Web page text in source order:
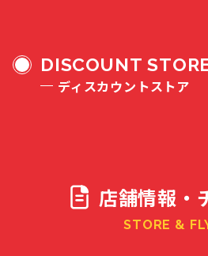
DISCOUNT
ディスカウントストア
店舗情報・
STORE &